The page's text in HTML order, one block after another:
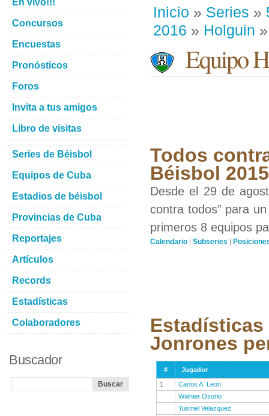
Inicio » Series »
2016 » Holguin
Equipo
Todos
Béisbol
Desde el 29 de
contra todos” para
primeros 8 equipos
Calendario | Subseries |
Jonrones
#
Jugador
1
Carlos A. Leon
Walnier Osorio
Yusmel Velazquez
En vivo!!!
Concursos
Encuestas
Pronósticos
Foros
Invita a tus amigos
Libro de visitas
Series de Béisbol
Equipos de Cuba
Estadios de béisbol
Provincias de Cuba
Reportajes
Artículos
Records
Estadísticas
Colaboradores
Buscador